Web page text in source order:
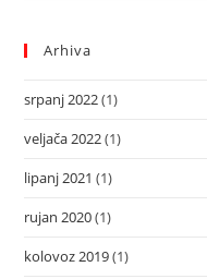
Arhiva
srpanj 2022(1)
veljača 2022(1)
lipanj 2021 (1)
rujan 2020(1)
kolovoz 2019(1)